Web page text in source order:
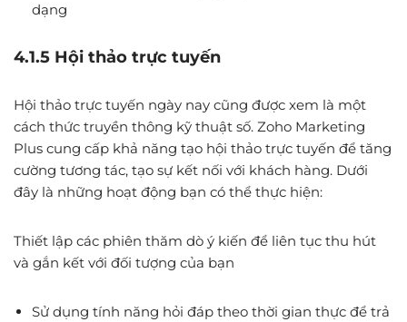
dạng
4.1.5 Hội thảo trực tuyến
Hội thảo trực tuyến ngày nay cũng được xem là một
cách thức truyền thông kỹ thuật số. Zoho Marketing
Plus cung cấp khả năng tạo hội thảo trực tuyến để tăng
cường tương tác, tạo sự kết nối với khách hàng. Dưới
đây là những hoạt động bạn có thể thực hiện:
Thiết lập các phiên thăm dò ý kiến để liên tục thu hút
và gắn kết với đối tượng của bạn
Sử dụng tính năng hỏi đáp theo thời gian thực để trả